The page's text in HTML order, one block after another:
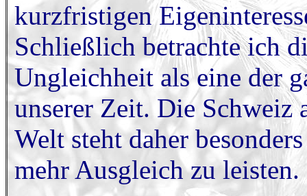
kurzfristigen
Schließlich betrachte ich
Ungleichheit als eine der
unserer Zeit. Die Schweiz
Welt steht daher
mehr Ausgleich zu leisten.